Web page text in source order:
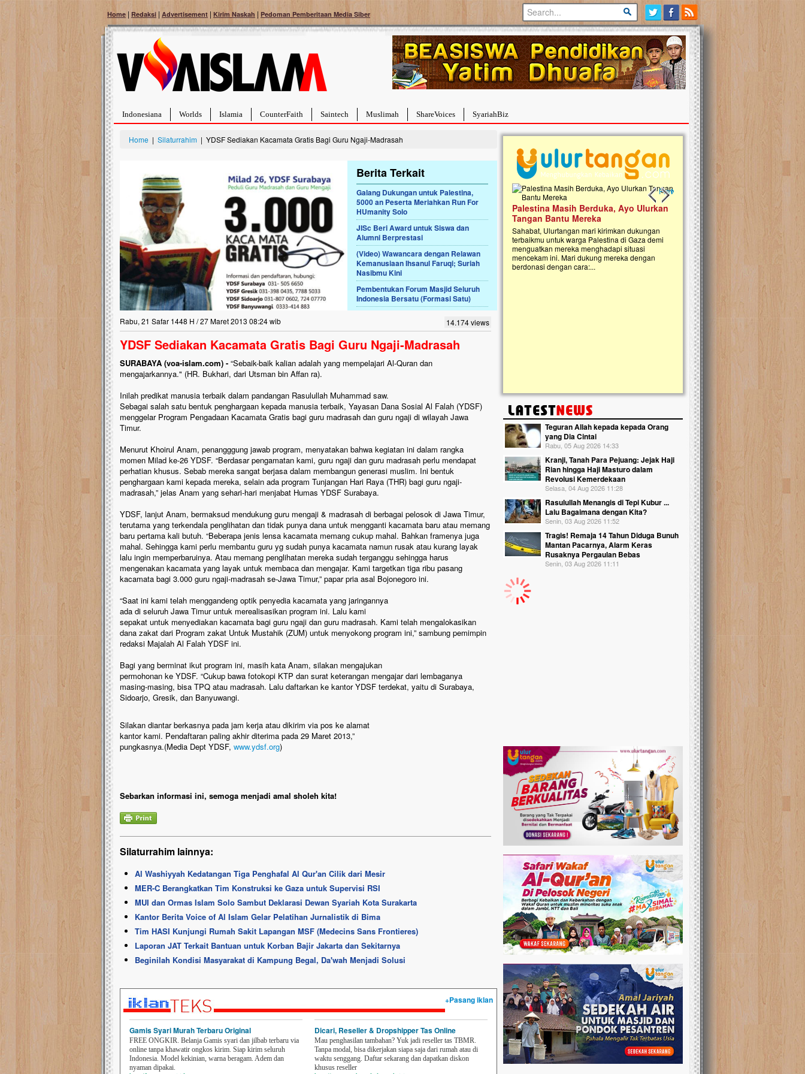
Home | Redaksi | Advertisement | Kirim Naskah | Pedoman Pemberitaan Media Siber
Indonesiana Worlds Islamia CounterFaith Saintech Muslimah ShareVoices SyariahBiz
Home | Silaturrahim | YDSF Sediakan Kacamata Gratis Bagi Guru Ngaji-Madrasah
Berita Terkait
Galang Dukungan untuk Palestina,
5000 an Peserta Meriahkan Run For
HUmanity Solo
JISc Beri Award untuk Siswa dan
Alumni Berprestasi
(Video) Wawancara dengan Relawan
Kemanusiaan Ihsanul Faruqi; Suriah
Nasibmu Kini
Pembentukan Forum Masjid Seluruh
Indonesia Bersatu (Formasi Satu)
Rabu, 21 Safar 1448 H / 27 Maret 2013 08:24 wib 14.174 views
YDSF Sediakan Kacamata Gratis Bagi Guru Ngaji-Madrasah
SURABAYA (voa-islam.com) - “Sebaik-baik kalian adalah yang mempelajari Al-Quran dan
mengajarkannya." (HR. Bukhari, dari Utsman bin Affan ra).
Inilah predikat manusia terbaik dalam pandangan Rasulullah Muhammad saw.
Sebagai salah satu bentuk penghargaan kepada manusia terbaik, Yayasan Dana Sosial Al Falah (YDSF)
menggelar Program Pengadaan Kacamata Gratis bagi guru madrasah dan guru ngaji di wilayah Jawa
Timur.
Menurut Khoirul Anam, penangggung jawab program, menyatakan bahwa kegiatan ini dalam rangka
momen Milad ke-26 YDSF. “Berdasar pengamatan kami, guru ngaji dan guru madrasah perlu mendapat
perhatian khusus. Sebab mereka sangat berjasa dalam membangun generasi muslim. Ini bentuk
penghargaan kami kepada mereka, selain ada program Tunjangan Hari Raya (THR) bagi guru ngaji-
madrasah,” jelas Anam yang sehari-hari menjabat Humas YDSF Surabaya.
YDSF, lanjut Anam, bermaksud mendukung guru mengaji & madrasah di berbagai pelosok di Jawa Timur,
terutama yang terkendala penglihatan dan tidak punya dana untuk mengganti kacamata baru atau memang
baru pertama kali butuh. “Beberapa jenis lensa kacamata memang cukup mahal. Bahkan framenya juga
mahal. Sehingga kami perlu membantu guru yg sudah punya kacamata namun rusak atau kurang layak
lalu ingin memperbaruinya. Atau memang penglihatan mereka sudah terganggu sehingga harus
mengenakan kacamata yang layak untuk membaca dan mengajar. Kami targetkan tiga ribu pasang
kacamata bagi 3.000 guru ngaji-madrasah se-Jawa Timur,” papar pria asal Bojonegoro ini.
“Saat ini kami telah menggandeng optik penyedia kacamata yang jaringannya
ada di seluruh Jawa Timur untuk merealisasikan program ini. Lalu kami
sepakat untuk menyediakan kacamata bagi guru ngaji dan guru madrasah. Kami telah mengalokasikan
dana zakat dari Program zakat Untuk Mustahik (ZUM) untuk menyokong program ini,” sambung pemimpin
redaksi Majalah Al Falah YDSF ini.
Bagi yang berminat ikut program ini, masih kata Anam, silakan mengajukan
permohonan ke YDSF. “Cukup bawa fotokopi KTP dan surat keterangan mengajar dari lembaganya
masing-masing, bisa TPQ atau madrasah. Lalu daftarkan ke kantor YDSF terdekat, yaitu di Surabaya,
Sidoarjo, Gresik, dan Banyuwangi.
Silakan diantar berkasnya pada jam kerja atau dikirim via pos ke alamat
kantor kami. Pendaftaran paling akhir diterima pada 29 Maret 2013,”
pungkasnya.(Media Dept YDSF, www.ydsf.org)
Sebarkan informasi ini, semoga menjadi amal sholeh kita!
Silaturrahim lainnya:
Al Washiyyah Kedatangan Tiga Penghafal Al Qur'an Cilik dari Mesir
MER-C Berangkatkan Tim Konstruksi ke Gaza untuk Supervisi RSI
MUI dan Ormas Islam Solo Sambut Deklarasi Dewan Syariah Kota Surakarta
Kantor Berita Voice of Al Islam Gelar Pelatihan Jurnalistik di Bima
Tim HASI Kunjungi Rumah Sakit Lapangan MSF (Medecins Sans Frontieres)
Laporan JAT Terkait Bantuan untuk Korban Bajir Jakarta dan Sekitarnya
Beginilah Kondisi Masyarakat di Kampung Begal, Da'wah Menjadi Solusi
+Pasang iklan
Gamis Syari Murah Terbaru Original
FREE ONGKIR. Belanja Gamis syari dan jilbab terbaru via
online tanpa khawatir ongkos kirim. Siap kirim seluruh
Indonesia. Model kekinian, warna beragam. Adem dan
nyaman dipakai.
Dicari, Reseller & Dropshipper Tas Online
Mau penghasilan tambahan? Yuk jadi reseller tas TBMR.
Tanpa modal, bisa dikerjakan siapa saja dari rumah atau di
waktu senggang. Daftar sekarang dan dapatkan diskon
khusus reseller
Previous slide
Next slide
Bantu Naura, Balita Hebat Sembuh Dari
Tumor Pembuluh Darah
Hidup Naura Salsabila dipenuhi dengan
rintangan yang sangat berat. Meskipun baru
berusia sepuluh bulan, bayi yang imut ini harus
menghadapi penyakit yang dahsyat, yaitu tumor
pembuluh darah berukuran...
Lima Tahun Mangkrak, Masjid di
Pelosok ini Mengenaskan. Ayo Bantu.!!
Nasib masjid di Kampung Cilumbu ini sungguh
mengenaskan. Lima tahun mangkrak, kini nyaris
berlumut, dan menghitam terpapar panas dan
Palestina Masih Berduka, Ayo Ulurkan
Tangan Bantu Mereka
Sahabat, Ulurtangan mari kirimkan dukungan
terbaikmu untuk warga Palestina di Gaza demi
menguatkan mereka menghadapi situasi
mencekam ini. Mari dukung mereka dengan
berdonasi dengan cara:...
Open Donasi Wakaf
Rumah Qur'an & TK Islam
Najjah di Jonggol
Saat ini, Ulurtangan bersama Yayasan
Najjahtul Islam Jonggol sedang merintis
pembangunan Rumah Qur’an dan
kanak Islam Terpadu (TKIT) An Najjah
Gedung Majelis Taklim di Jonggol,...
Teguran Allah kepada kepada Orang
yang Dia Cintai
Rabu, 05 Aug 2026 14:33
Kranji, Tanah Para Pejuang: Jejak Haji
Rian hingga Haji Masturo dalam
Revolusi Kemerdekaan
Selasa, 04 Aug 2026 11:28
Rasulullah Menangis di Tepi Kubur ...
Lalu Bagaimana dengan Kita?
Senin, 03 Aug 2026 11:52
Tragis! Remaja 14 Tahun Diduga Bunuh
Mantan Pacarnya, Alarm Keras
Rusaknya Pergaulan Bebas
Senin, 03 Aug 2026 11:11